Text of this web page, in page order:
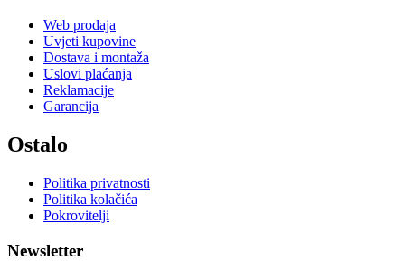
Web prodaja
Uvjeti kupovine
Dostava i montaža
Uslovi plaćanja
Reklamacije
Garancija
Ostalo
Politika privatnosti
Politika kolačića
Pokrovitelji
Newsletter